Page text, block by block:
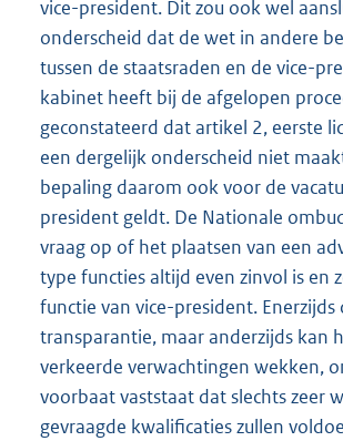
vice-president. Dit zou ook wel
onderscheid dat de wet in andere
tussen de staatsraden en de vice-
kabinet heeft bij de afgelopen
geconstateerd dat artikel 2, eerste
een dergelijk onderscheid niet
bepaling daarom ook voor de
president geldt. De Nationale
vraag op of het plaatsen van een
type functies altijd even zinvol is en
functie van vice-president.
transparantie, maar anderzijds kan
verkeerde verwachtingen wekken,
voorbaat vaststaat dat slechts zeer
gevraagde kwalificaties zullen